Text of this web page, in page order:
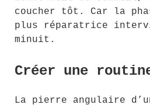
coucher tôt. Car la
plus réparatrice
minuit.
Créer une
La pierre angulaire